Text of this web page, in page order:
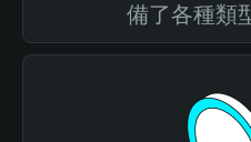
備了各種類